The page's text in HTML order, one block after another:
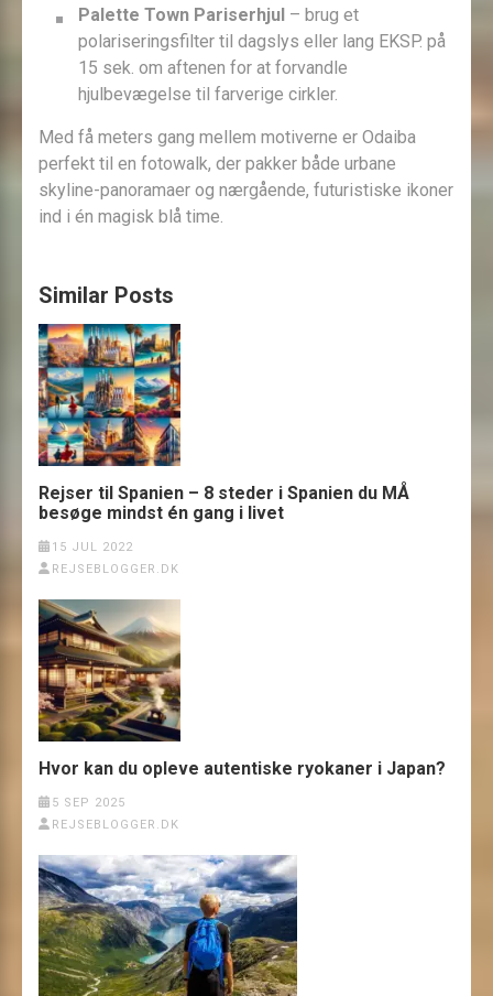
Palette Town Pariserhjul – brug et
polariseringsfilter til dagslys eller lang EKSP. på
15 sek. om aftenen for at forvandle
hjulbevægelse til farverige cirkler.
Med få meters gang mellem motiverne er Odaiba
perfekt til en fotowalk, der pakker både urbane
skyline-panoramaer og nærgående, futuristiske ikoner
ind i én magisk blå time.
Similar Posts
Rejser til Spanien – 8 steder i Spanien du MÅ
besøge mindst én gang i livet
15 JUL 2022
REJSEBLOGGER.DK
Hvor kan du opleve autentiske ryokaner i Japan?
5 SEP 2025
REJSEBLOGGER.DK